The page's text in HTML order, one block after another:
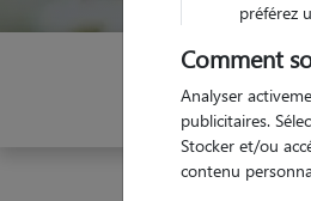
préférez
Comment
Analyser
publicitaires.
Stocker et/ou
contenu